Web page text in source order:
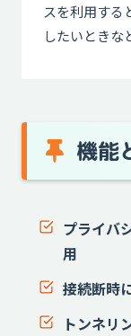
スを利用する
したいときな
機能
プライバ
用
接続断時
トンネリ